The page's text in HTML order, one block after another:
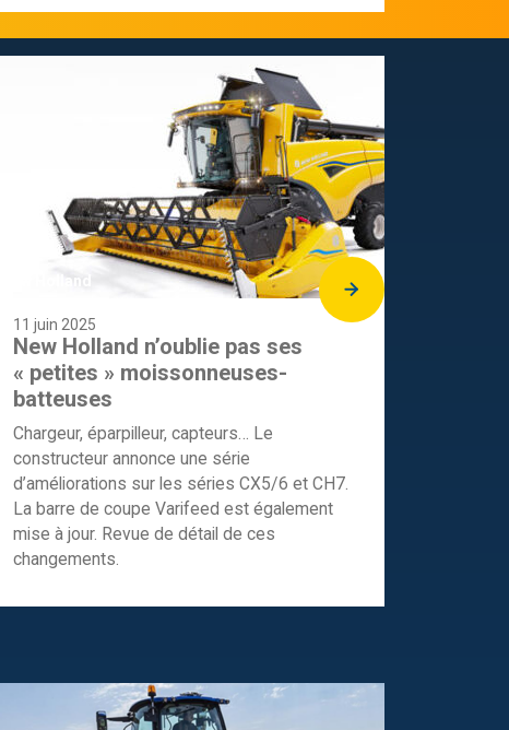
New Holland
11 juin 2025
New Holland n’oublie pas ses
« petites » moissonneuses-
batteuses
Chargeur, éparpilleur, capteurs… Le
constructeur annonce une série
d’améliorations sur les séries CX5/6 et CH7.
La barre de coupe Varifeed est également
mise à jour. Revue de détail de ces
changements.